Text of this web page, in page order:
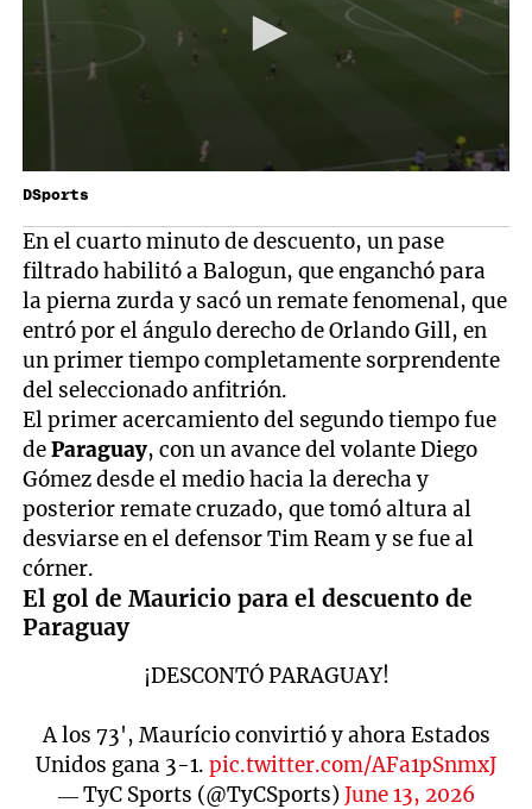
DSports
En el cuarto minuto de descuento, un pase
filtrado habilitó a Balogun, que enganchó para
la pierna zurda y sacó un remate fenomenal, que
entró por el ángulo derecho de Orlando Gill, en
un primer tiempo completamente sorprendente
del seleccionado anfitrión.
El primer acercamiento del segundo tiempo fue
deParaguay, con un avance del volante Diego
Gómez desde el medio hacia la derecha y
posterior remate cruzado, que tomó altura al
desviarse en el defensor Tim Ream y se fue al
córner.
El gol de Mauricio para el descuento de
Paraguay
¡DESCONTÓ PARAGUAY!
A los 73', Maurício convirtió y ahora Estados
Unidos gana 3-1. pic.twitter.com/AFa1pSnmxJ
— TyC Sports (@TyCSports)June 13, 2026